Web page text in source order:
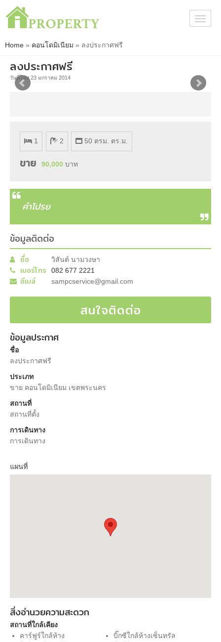
Home » คอนโดมิเนียม » ลงประกาศฟรี
ลงประกาศฟรี
วันที่โพส 23 มกราคม 2014
1 2 50 ตรม. ตร.ม.
ขาย 90,000 บาท
คำโปรย
ข้อมูลติดต่อ
ชื่อ วิสันต์ นามวงษา
เบอร์โทร 082 677 2221
อีเมล์ sampcservice@gmail.com
สนใจติดต่อ
ข้อมูลประกาศ
ชื่อ
ลงประกาศฟรี
ประเภท
ขาย คอนโดมิเนียม เขตพระนคร
สถานที่
สถานที่ตั้ง
การเดินทาง
การเดินทาง
แผนที่
สิ่งอำนวยความสะดวก
สถานที่ใกล้เคียง
คาร์ฟูร์ใกล้ห้าง
บิ๊กซีใกล้ห้างเซ็นทรัล